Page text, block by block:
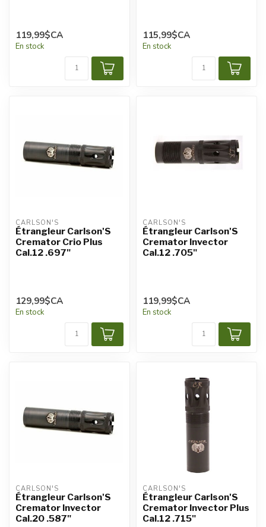
119,99$CA
En stock
115,99$CA
En stock
CARLSON'S
Étrangleur Carlson'S
Cremator Crio Plus
Cal.12 .697"
129,99$CA
En stock
CARLSON'S
Étrangleur Carlson'S
Cremator Invector
Cal.12 .705"
119,99$CA
En stock
CARLSON'S
Étrangleur Carlson'S
Cremator Invector
Cal.20 .587"
CARLSON'S
Étrangleur Carlson'S
Cremator Invector Plus
Cal.12 .715"